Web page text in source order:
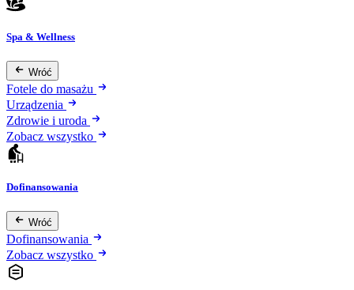
Spa & Wellness
Wróć
Fotele do masażu
Urządzenia
Zdrowie i uroda
Zobacz wszystko
Dofinansowania
Wróć
Dofinansowania
Zobacz wszystko